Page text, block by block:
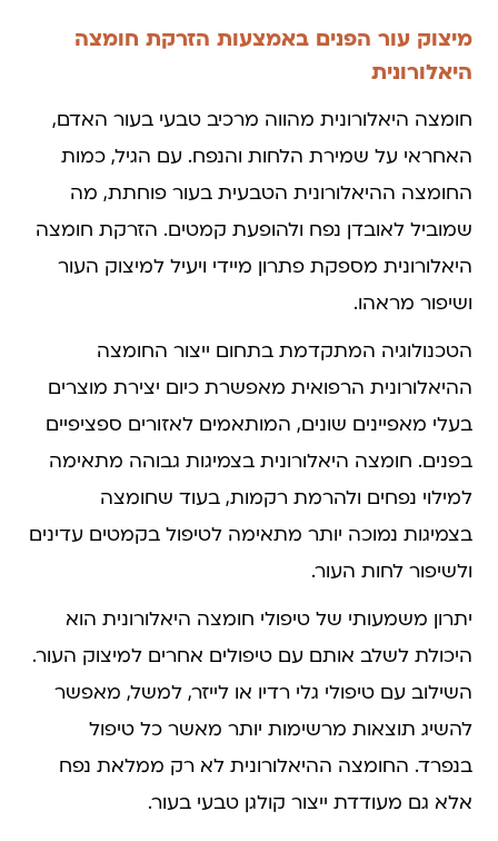
מיצוק עור הפנים באמצעות הזרקת חומצה
היאלורונית
חומצה היאלורונית מהווה מרכיב טבעי בעור האדם,
האחראי על שמירת הלחות והנפח. עם הגיל, כמות
החומצה ההיאלורונית הטבעית בעור פוחתת, מה
שמוביל לאובדן נפח ולהופעת קמטים. הזרקת חומצה
היאלורונית מספקת פתרון מיידי ויעיל למיצוק העור
ושיפור מראהו.
הטכנולוגיה המתקדמת בתחום ייצור החומצה
ההיאלורונית הרפואית מאפשרת כיום יצירת מוצרים
בעלי מאפיינים שונים, המותאמים לאזורים ספציפיים
בפנים. חומצה היאלורונית בצמיגות גבוהה מתאימה
למילוי נפחים ולהרמת רקמות, בעוד שחומצה
בצמיגות נמוכה יותר מתאימה לטיפול בקמטים עדינים
ולשיפור לחות העור.
יתרון משמעותי של טיפולי חומצה היאלורונית הוא
היכולת לשלב אותם עם טיפולים אחרים למיצוק העור.
השילוב עם טיפולי גלי רדיו או לייזר, למשל, מאפשר
להשיג תוצאות מרשימות יותר מאשר כל טיפול
בנפרד. החומצה ההיאלורונית לא רק ממלאת נפח
אלא גם מעודדת ייצור קולגן טבעי בעור.